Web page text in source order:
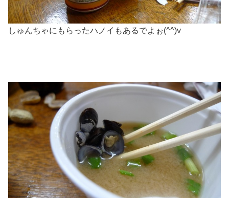
しゅんちゃにもらったハノイもあるでよぉ(^^)v